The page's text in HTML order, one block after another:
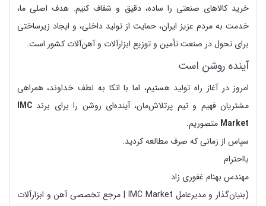
خرید کالاهای صنعتی را ساده، دقیق و شفاف کنیم. هدف اصلی ما،
خدمت به مردم عزیز ایران، حمایت از تولید داخلی، و ایجاد زیرساختی
برای تحول در صنعت تأمین و توزیع ابزارآلات و آهن‌آلات کشور است.
آینده روشن است
امروز در آغاز راه تولید هستیم، اما با اتکا به لطف خداوند، همراهی
مشتریان فهیم و تیم پرتلاش‌مان، آینده‌ای روشن را برای برندIMC
Market متصوریم.
سپاس از زمانی که صرف مطالعه کردید.
بااحترام
مهندس بهنام غفوری زاد
(بنیان‌گذار و مدیرعامل IMC Market | مرجع تخصصی آهن و ابزارآلات